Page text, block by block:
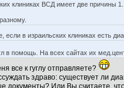
клиниках ВСД имеет две причины
если в израильских клиниках есть
в помощь. На всех сайтах их
все к гуглу отправляете?
здраво: существует ли
документы? Или Вы считаете,